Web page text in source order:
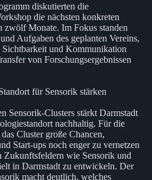
diskutierten die
die nächsten konkreten
zwölf Monate. Im Fokus standen
Aufgaben des geplanten Vereins,
und Kommunikation
von Forschungsergebnissen
für Sensorik stärken
Sensorik-Clusters stärkt Darmstadt
nachhaltig. Für die
Cluster große Chancen,
Start-ups noch enger zu vernetzen
Zukunftsfeldern wie Sensorik und
in Darmstadt zu entwickeln. Der
macht deutlich, welches